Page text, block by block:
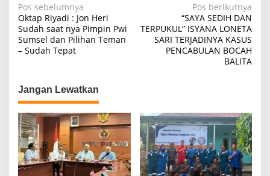
N
a
v
a
s
i
p
o
Pos sebelumnya
Oktap Riyadi : Jon Heri
Sudah saat nya Pimpin Pwi
Sumsel dan Pilihan Teman
– Sudah Tepat
Pos berikutnya
“SAYA SEDIH DAN
TERPUKUL” ISYANA LONETA
SARI TERJADINYA KASUS
PENCABULAN BOCAH
BALITA
Jangan Lewatkan